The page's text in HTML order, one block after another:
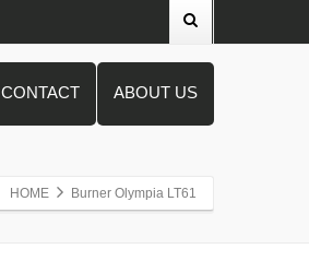
CONTACT ABOUT US
HOME Burner Olympia LT61